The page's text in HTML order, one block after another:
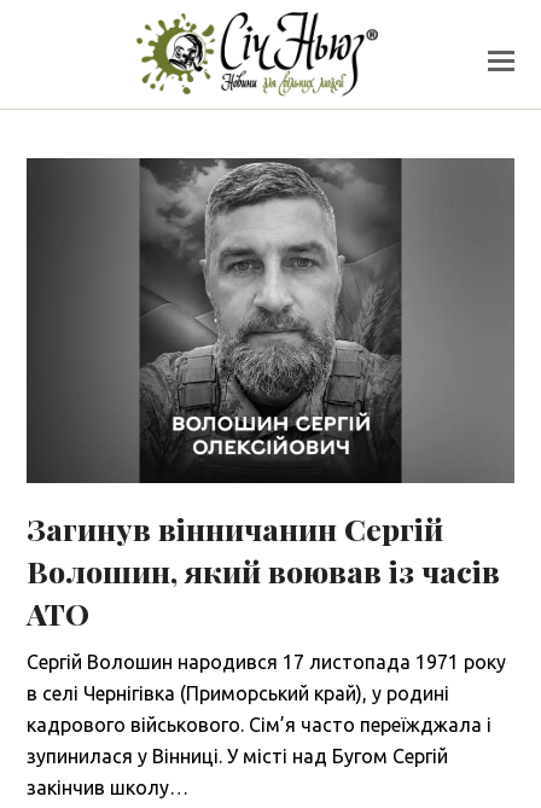
Загинув вінничанин Сергій
Волошин, який воював із часів
АТО
Сергій Волошин народився 17 листопада 1971 року
в селі Чернігівка (Приморський край), у родині
кадрового військового. Сім’я часто переїжджала і
зупинилася у Вінниці. У місті над Бугом Сергій
закінчив школу…